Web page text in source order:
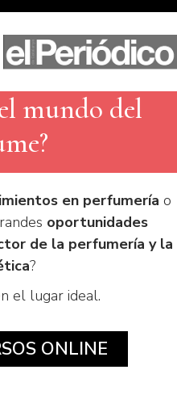
mundo del
en perfumería o
oportunidades
de la perfumería y la
?
el lugar ideal.
ONLINE